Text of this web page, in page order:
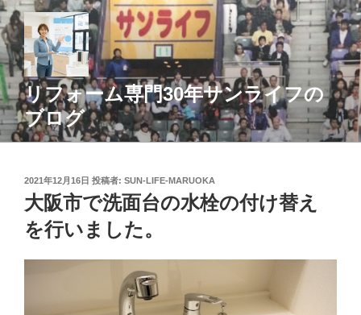
コ
ン
テ
ン
ツ
へ
ス
キ
リフォーム専門30年サンライフの
ブログ
投
日:
2021年12月16日 投稿者: SUN-LIFE-MARUOKA
大阪市で洗面台の水栓の付け替え
を行いました。